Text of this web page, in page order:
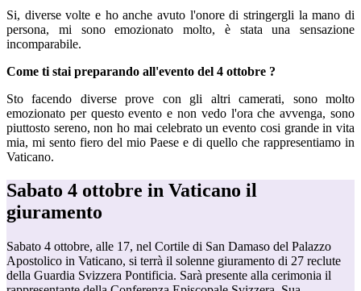
Si, diverse volte e ho anche avuto l'onore di stringergli la mano di
persona, mi sono emozionato molto, è stata una sensazione
incomparabile.
Come ti stai preparando all'evento del 4 ottobre ?
Sto facendo diverse prove con gli altri camerati, sono molto
emozionato per questo evento e non vedo l'ora che avvenga, sono
piuttosto sereno, non ho mai celebrato un evento cosi grande in vita
mia, mi sento fiero del mio Paese e di quello che rappresentiamo in
Vaticano.
Sabato 4 ottobre in Vaticano il
giuramento
Sabato 4 ottobre, alle 17, nel Cortile di San Damaso del Palazzo
Apostolico in Vaticano, si terrà il solenne giuramento di 27 reclute
della Guardia Svizzera Pontificia. Sarà presente alla cerimonia il